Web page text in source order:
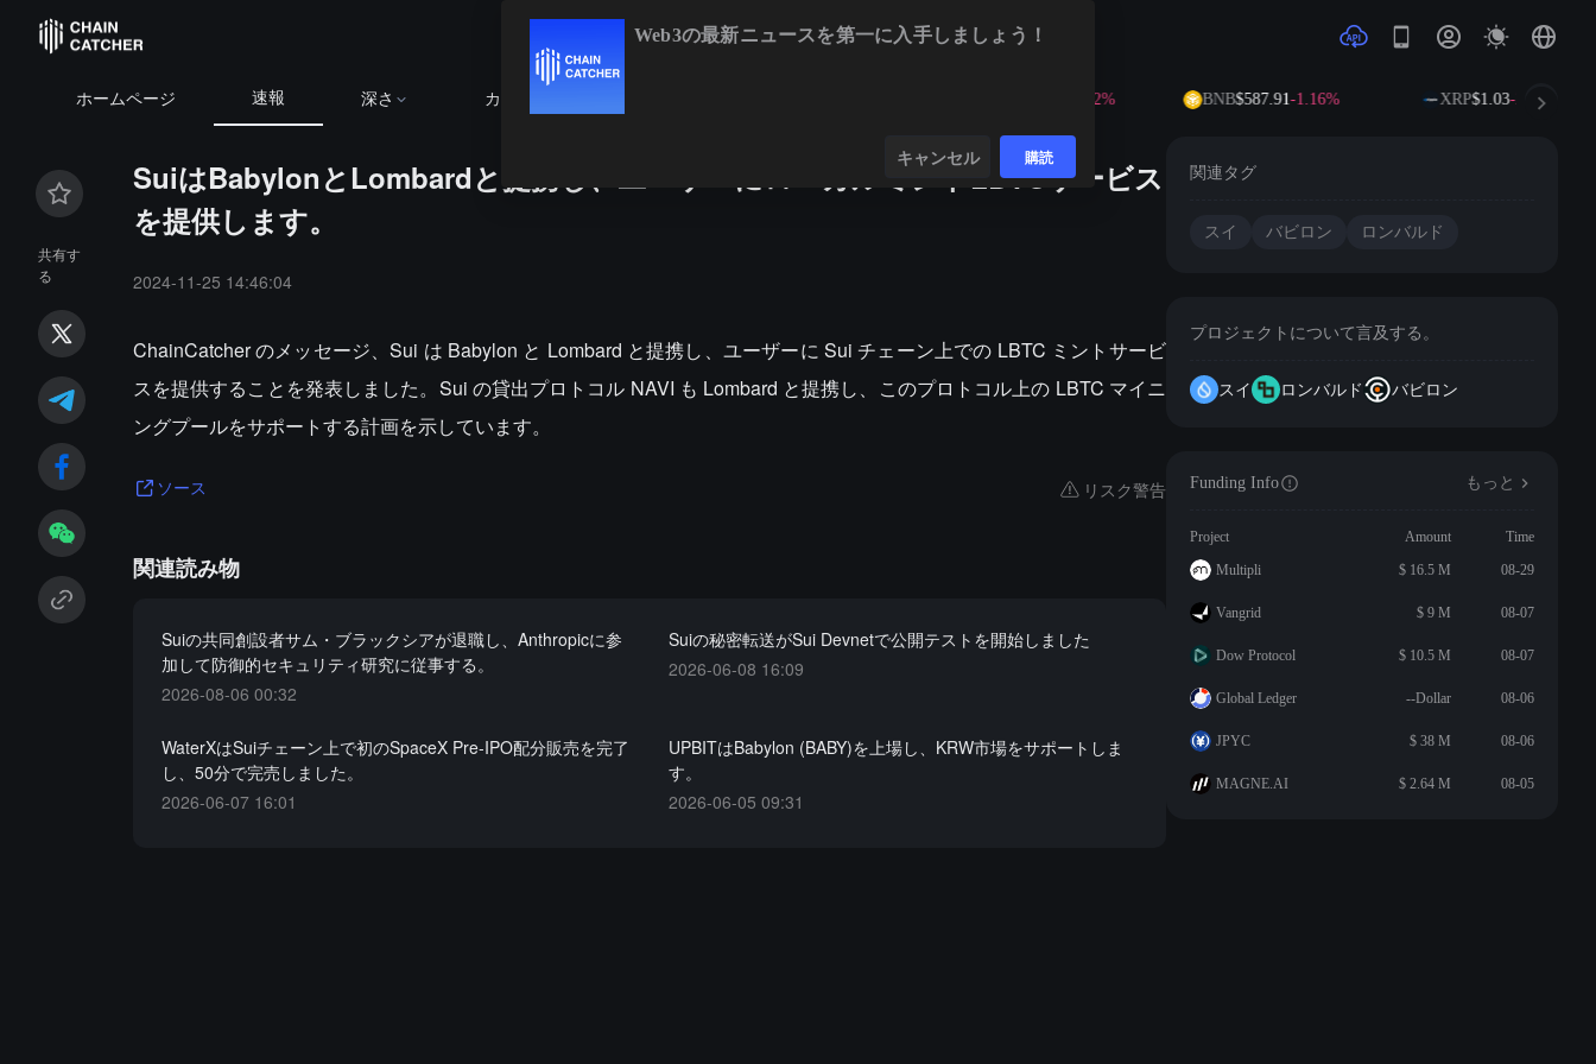
ホームページ 速報 深さ カレンダー -0.32% BNB$587.91-1.16% XRP$1.03-2.38%
共有す
る
SuiはBabylonとLombardと提携し、ユーザーにローカルミントLBTCサービス
を提供します。
2024-11-25 14:46:04
ChainCatcher のメッセージ、Sui は Babylon と Lombard と提携し、ユーザーに Sui チェーン上での LBTC ミントサービ
スを提供することを発表しました。Sui の貸出プロトコル NAVI も Lombard と提携し、このプロトコル上の LBTC マイニ
ングプールをサポートする計画を示しています。
ソース リスク警告
関連読み物
Suiの共同創設者サム・ブラックシアが退職し、Anthropicに参
加して防御的セキュリティ研究に従事する。
2026-08-06 00:32
Suiの秘密転送がSui Devnetで公開テストを開始しました
2026-06-08 16:09
WaterXはSuiチェーン上で初のSpaceX Pre-IPO配分販売を完了
し、50分で完売しました。
2026-06-07 16:01
UPBITはBabylon (BABY)を上場し、KRW市場をサポートしま
す。
2026-06-05 09:31
関連タグ
スイ バビロン ロンバルド
プロジェクトについて言及する。
スイ ロンバルド バビロン
Funding Info もっと
Project Amount
Time
Multipli
$ 16.5 M 08-29
Vangrid $ 9 M 08-07
Dow Protocol $ 10.5 M 08-07
Global Ledger --Dollar 08-06
JPYC $ 38 M 08-06
MAGNE.AI $ 2.64 M 08-05
Web3の最新ニュースを第一に入手しましょう！
キャンセル 購読